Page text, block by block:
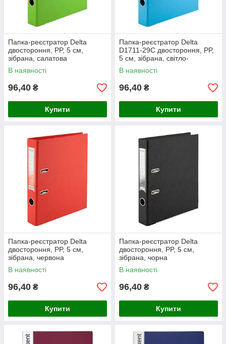
Папка-реєстратор Delta
двостороння, PP, 5 см,
зібрана, салатова
В наявності
96,40 ₴
Купити
Папка-реєстратор Delta
D1711-29C двостороння, PP,
5 см, зібрана, світло-
блакитна
В наявності
96,40 ₴
Купити
Папка-реєстратор Delta
двостороння, PP, 5 см,
зібрана, червона
В наявності
96,40 ₴
Купити
Папка-реєстратор Delta
двостороння, PP, 5 см,
зібрана, чорна
В наявності
96,40 ₴
Купити